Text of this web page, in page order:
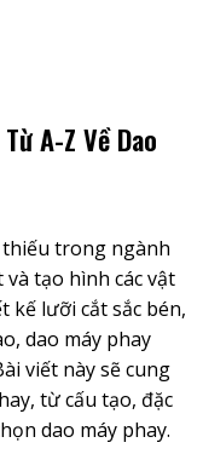
A-Z Về Dao
thiếu trong ngành
tạo hình các vật
kế lưỡi cắt sắc bén,
dao máy phay
viết này sẽ cung
từ cấu tạo, đặc
dao máy phay.